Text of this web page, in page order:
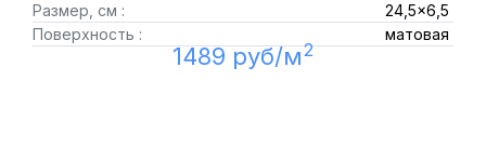
Размер, см :
24,5x6,5
Поверхность :
матовая
1489 руб/м2